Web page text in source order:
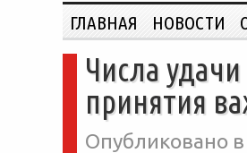
ГЛАВНАЯ НОВОСТИ
Числа
принятия
Опубликовано в